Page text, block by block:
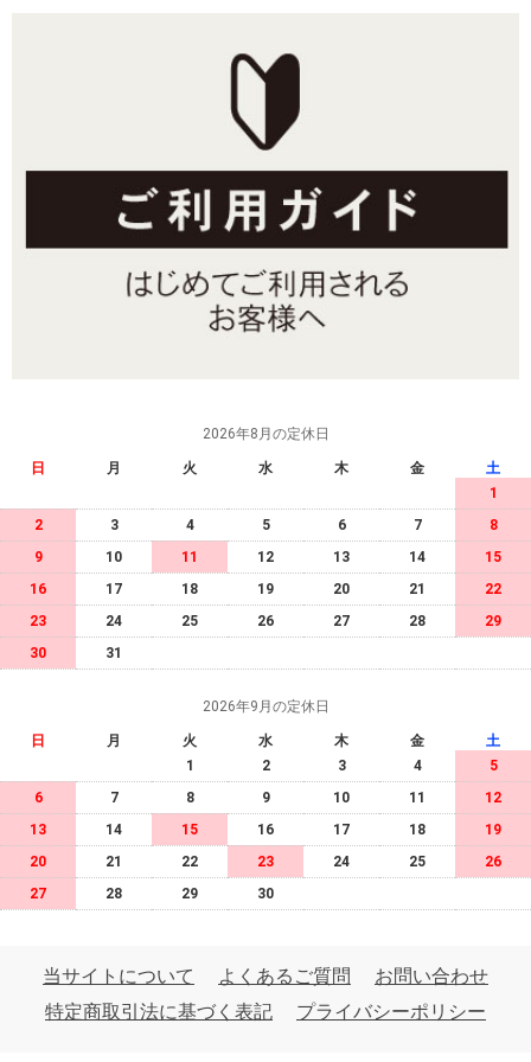
2026年8月の定休日
日 月 火 水 木 金
土
1
2
3 4 5 6 7
8
9
10 11 12 13 14
15
16
17 18 19 20 21
22
23
24 25 26 27 28
29
30
31
2026年9月の定休日
日 月 火 水 木 金
土
1
2 3 4
5
6
7 8 9 10 11
12
13
14 15 16 17 18
19
20
21 22 23 24 25
26
27
28 29 30
当サイトについて よくあるご質問
お問い合わせ
特定商取引法に基づく表記
プライバシーポリシー